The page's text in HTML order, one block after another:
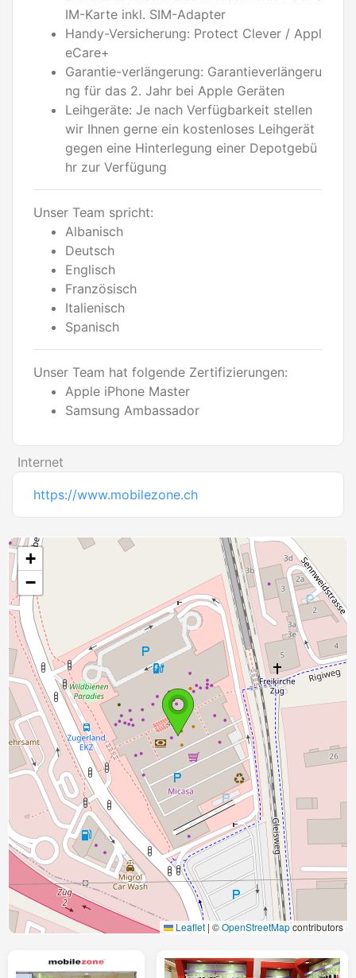
IM-Karte inkl. SIM-Adapter
Handy-Versicherung: Protect Clever / Appl
eCare+
Garantie-verlängerung: Garantieverlängeru
ng für das 2. Jahr bei Apple Geräten
Leihgeräte: Je nach Verfügbarkeit stellen
wir Ihnen gerne ein kostenloses Leihgerät
gegen eine Hinterlegung einer Depotgebü
hr zur Verfügung
Unser Team spricht:
Albanisch
Deutsch
Englisch
Französisch
Italienisch
Spanisch
Unser Team hat folgende Zertifizierungen:
Apple iPhone Master
Samsung Ambassador
Internet
https://www.mobilezone.ch
+
−
Leaflet | ©OpenStreetMapcontributors